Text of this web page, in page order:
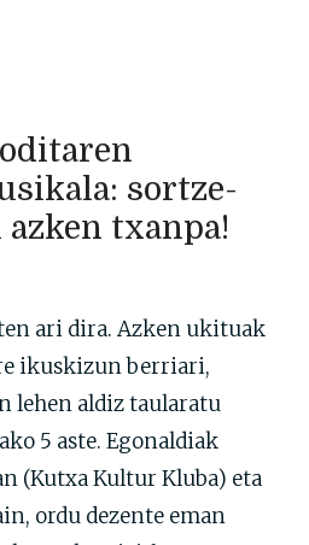
sortze-
txanpa!
ari dira. Azken ukituak
ikuskizun berriari,
lehen aldiz taularatu
5 aste. Egonaldiak
(Kutxa Kultur Kluba) eta
ordu dezente eman